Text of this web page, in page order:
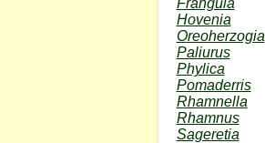
Frangula
Hovenia
Oreoherzogia
Paliurus
Phylica
Pomaderris
Rhamnella
Rhamnus
Sageretia